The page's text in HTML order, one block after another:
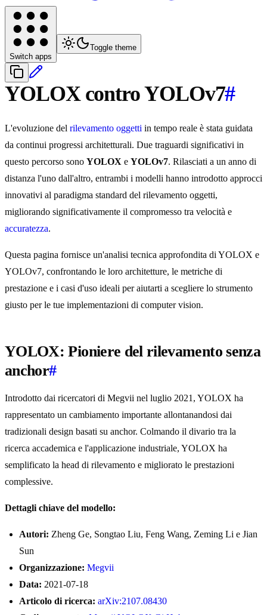
Switch apps
Toggle theme
YOLOX contro YOLOv7#
L'evoluzione del rilevamento oggetti in tempo reale è stata guidata
da continui progressi architetturali. Due traguardi significativi in
questo percorso sono YOLOX e YOLOv7. Rilasciati a un anno di
distanza l'uno dall'altro, entrambi i modelli hanno introdotto approcci
innovativi al paradigma standard del rilevamento oggetti,
migliorando significativamente il compromesso tra velocità e
accuratezza.
Questa pagina fornisce un'analisi tecnica approfondita di YOLOX e
YOLOv7, confrontando le loro architetture, le metriche di
prestazione e i casi d'uso ideali per aiutarti a scegliere lo strumento
giusto per le tue implementazioni di computer vision.
YOLOX: Pioniere del rilevamento senza
anchor#
Introdotto dai ricercatori di Megvii nel luglio 2021, YOLOX ha
rappresentato un cambiamento importante allontanandosi dai
tradizionali design basati su anchor. Colmando il divario tra la
ricerca accademica e l'applicazione industriale, YOLOX ha
semplificato la head di rilevamento e migliorato le prestazioni
complessive.
Dettagli chiave del modello:
Autori: Zheng Ge, Songtao Liu, Feng Wang, Zeming Li e Jian
Sun
Organizzazione: Megvii
Data: 2021-07-18
Articolo di ricerca: arXiv:2107.08430